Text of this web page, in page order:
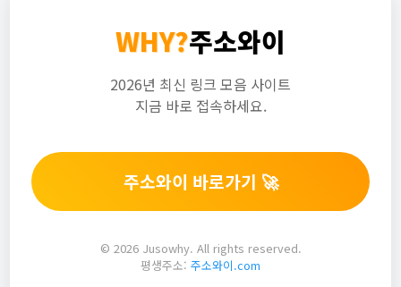
WHY?주소와이
2026년 최신 링크 모음 사이트
지금 바로 접속하세요.
주소와이 바로가기 🚀
© 2026 Jusowhy. All rights reserved.
평생주소: 주소와이.com